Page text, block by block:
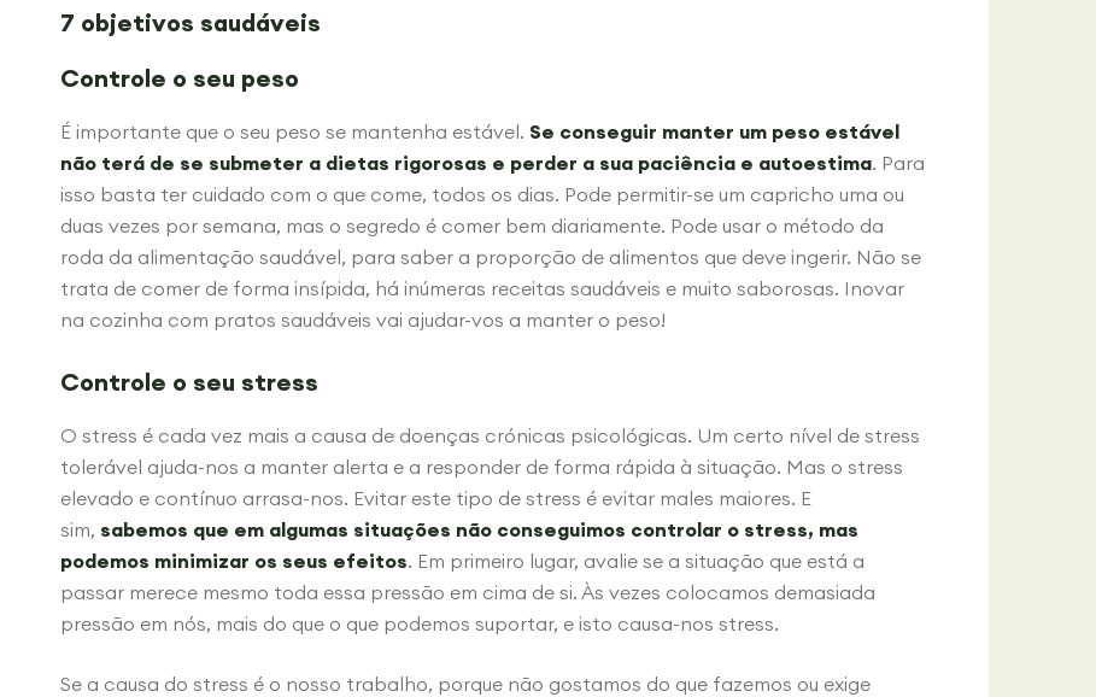
7 objetivos saudáveis
Controle o seu peso
É importante que o seu peso se mantenha estável. Se conseguir manter um peso estável
não terá de se submeter a dietas rigorosas e perder a sua paciência e autoestima. Para
isso basta ter cuidado com o que come, todos os dias. Pode permitir-se um capricho uma ou
duas vezes por semana, mas o segredo é comer bem diariamente. Pode usar o método da
roda da alimentação saudável, para saber a proporção de alimentos que deve ingerir. Não se
trata de comer de forma insípida, há inúmeras receitas saudáveis e muito saborosas. Inovar
na cozinha com pratos saudáveis vai ajudar-vos a manter o peso!
Controle o seu stress
O stress é cada vez mais a causa de doenças crónicas psicológicas. Um certo nível de stress
tolerável ajuda-nos a manter alerta e a responder de forma rápida à situação. Mas o stress
elevado e contínuo arrasa-nos. Evitar este tipo de stress é evitar males maiores. E
sim, sabemos que em algumas situações não conseguimos controlar o stress, mas
podemos minimizar os seus efeitos. Em primeiro lugar, avalie se a situação que está a
passar merece mesmo toda essa pressão em cima de si. Às vezes colocamos demasiada
pressão em nós, mais do que o que podemos suportar, e isto causa-nos stress.
Se a causa do stress é o nosso trabalho, porque não gostamos do que fazemos ou exige